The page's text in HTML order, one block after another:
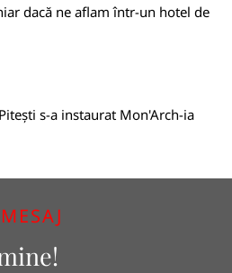
dacă ne aflam într-un hotel de
s-a instaurat Mon'Arch-ia